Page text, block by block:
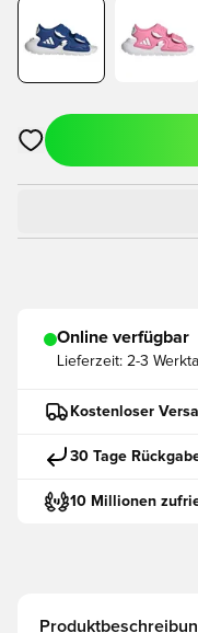
Öffnet ein neues
Online verfügbar
Lieferzeit: 2-3
Kostenloser
30 Tage
10 Millionen